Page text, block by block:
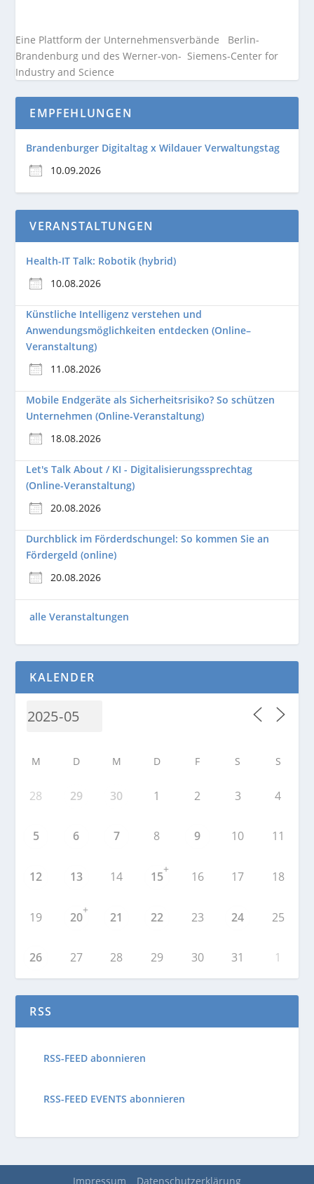
Eine Plattform der Unternehmensverbände Berlin-
Brandenburg und des Werner-von- Siemens-Center for
Industry and Science
EMPFEHLUNGEN
Brandenburger Digitaltag x Wildauer Verwaltungstag
10.09.2026
VERANSTALTUNGEN
Health-IT Talk: Robotik (hybrid)
10.08.2026
Künstliche Intelligenz verstehen und
Anwendungsmöglichkeiten entdecken (Online–
Veranstaltung)
11.08.2026
Mobile Endgeräte als Sicherheitsrisiko? So schützen
Unternehmen (Online-Veranstaltung)
18.08.2026
Let's Talk About / KI - Digitalisierungssprechtag
(Online-Veranstaltung)
20.08.2026
Durchblick im Förderdschungel: So kommen Sie an
Fördergeld (online)
20.08.2026
alle Veranstaltungen
KALENDER
M D M D F S S
28 29 30 1 2 3 4
5 6 7 8 9 10 11
12 13 14 15
+
16 17 18
19 20
+
21 22 23 24 25
26 27 28 29 30 31 1
RSS
RSS-FEED abonnieren
RSS-FEED EVENTS abonnieren
Impressum Datenschutzerklärung